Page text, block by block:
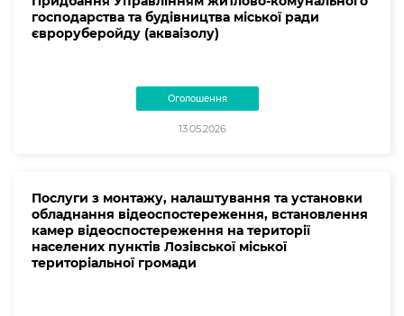
господарства та будівництва міської ради
євроруберойду (акваізолу)
Оголошення
13.05.2026
Послуги з монтажу, налаштування та установки
обладнання відеоспостереження, встановлення
камер відеоспостереження на території
населених пунктів Лозівської міської
територіальної громади